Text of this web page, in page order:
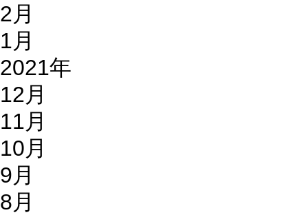
2月
1月
2021年
12月
11月
10月
9月
8月